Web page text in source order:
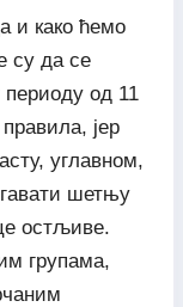
и како ћемо
су да се
периоду од 11
јер
углавном,
шетњу
остљиве.
групама,